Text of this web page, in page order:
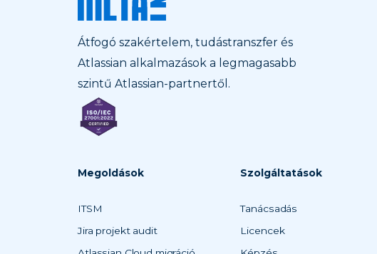
Átfogó szakértelem, tudástranszfer és
Atlassian alkalmazások a legmagasabb
szintű Atlassian-partnertől.
Megoldások
ITSM
Jira projekt audit
Szolgáltatások
Tanácsadás
Licencek